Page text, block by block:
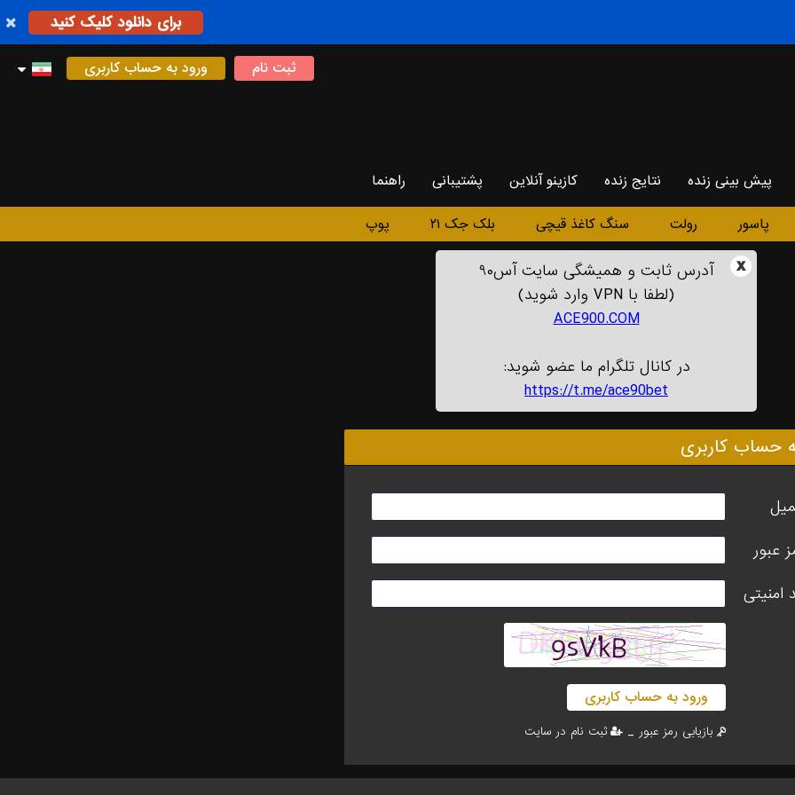
برای دانلود کلیک کنید
ثبت نام ورود به حساب کاربری
پیش بینی زنده نتایج زنده کازینو آنلاین پشتیبانی راهنما
پاسور رولت سنگ کاغذ قیچی بلک جک ۲۱ پوپ
x
آدرس ثابت و همیشگی سایت آس۹۰
(لطفا با VPN وارد شوید)
ACE900.COM
در کانال تلگرام ما عضو شوید:
https://t.me/ace90bet
حساب کاربری
عبور
امنیتی
ورود به حساب کاربری
بازیابی رمز عبور _ ثبت نام در سایت